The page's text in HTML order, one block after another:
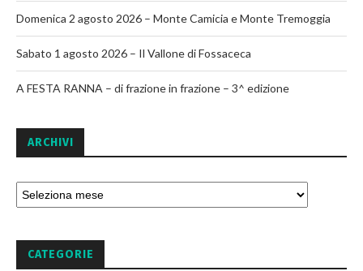
Domenica 2 agosto 2026 – Monte Camicia e Monte Tremoggia
Sabato 1 agosto 2026 – Il Vallone di Fossaceca
A FESTA RANNA – di frazione in frazione – 3^ edizione
ARCHIVI
CATEGORIE